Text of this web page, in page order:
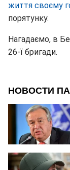
життя своєму
порятунку.
Нагадаємо, в
26-ї бригади.